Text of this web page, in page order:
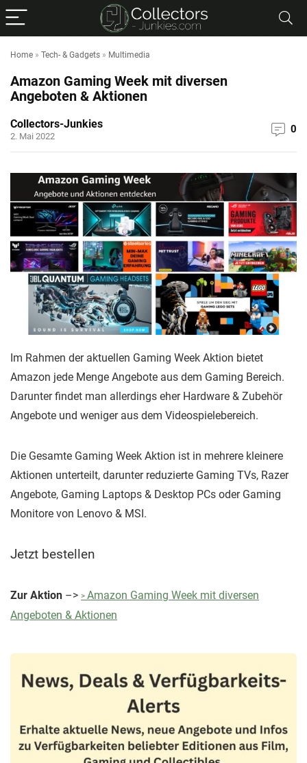
Home » Tech- & Gadgets » Multimedia
Amazon Gaming Week mit diversen
Angeboten & Aktionen
Collectors-Junkies
2. Mai 2022
0
Im Rahmen der aktuellen Gaming Week Aktion bietet
Amazon jede Menge Angebote aus dem Gaming Bereich.
Darunter findet man allerdings eher Hardware & Zubehör
Angebote und weniger aus dem Videospielebereich.
Die Gesamte Gaming Week Aktion ist in mehrere kleinere
Aktionen unterteilt, darunter reduzierte Gaming TVs, Razer
Angebote, Gaming Laptops & Desktop PCs oder Gaming
Monitore von Lenovo & MSI.
Jetzt bestellen
Zur Aktion –>
Amazon Gaming Week mit diversen
Angeboten & Aktionen